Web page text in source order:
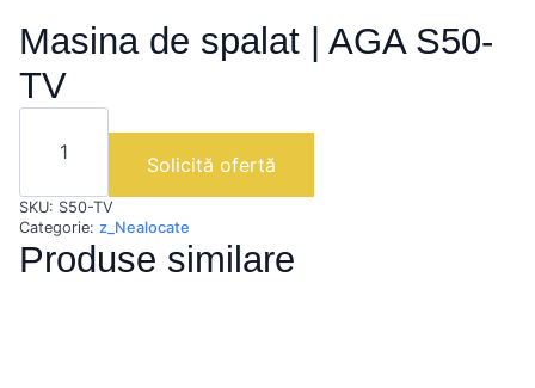
Masina de spalat | AGA S50-
TV
Cantitate
|
AGA
S50-
TV
Solicită ofertă
SKU: S50-TV
Categorie: z_Nealocate
Produse similare